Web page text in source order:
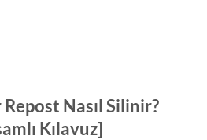
Nasıl Silinir?
Kılavuz]